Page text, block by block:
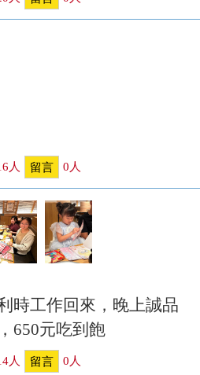
人 留言 0 人
時工作回來，晚上誠品
650元吃到飽
人 留言 0 人